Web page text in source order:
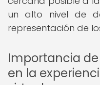
un alto nivel de
representación de
Importancia
en la